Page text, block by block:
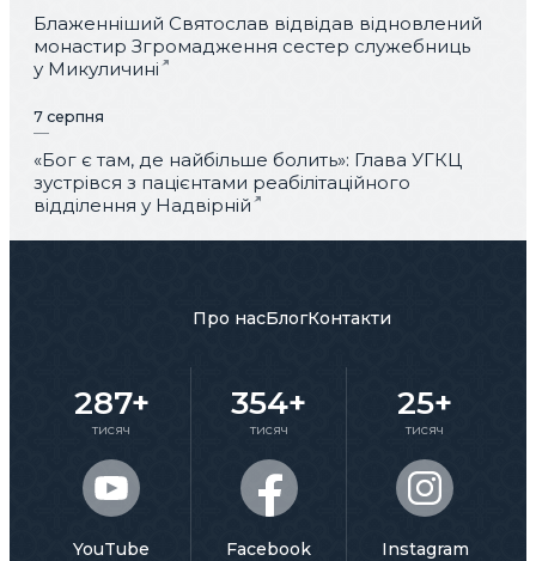
Блаженніший Святослав відвідав відновлений
монастир Згромадження сестер служебниць
у Микуличині
7 серпня
«Бог є там, де найбільше болить»: Глава УГКЦ
зустрівся з пацієнтами реабілітаційного
відділення у Надвірній
Про насБлогКонтакти
287+
тисяч
YouTube
354+
тисяч
Facebook
25+
тисяч
Instagram